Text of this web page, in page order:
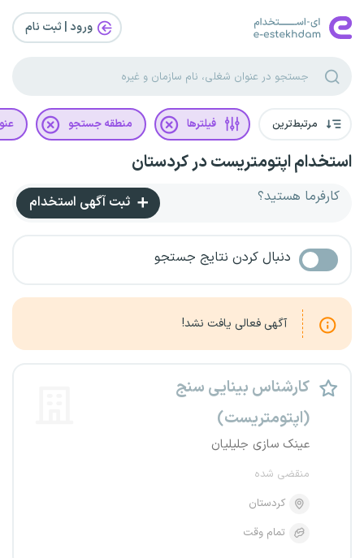
ورود | ثبت‌ نام
مرتبط‌ترین فیلترها منطقه جستجو
استخدام اپتومتریست در کردستان
کارفرما هستید؟ ثبت آگهی استخدام
دنبال کردن نتایج جستجو
آگهی فعالی یافت نشد!
کارشناس بینایی سنج
(اپتومتریست)
عینک سازی جلیلیان
منقضی شده
کردستان
تمام وقت